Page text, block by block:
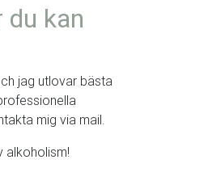
du kan
jag utlovar bästa
mig via mail.
alkoholism!